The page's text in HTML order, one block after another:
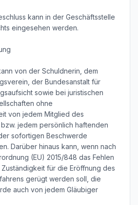
kann in der Geschäftsstelle
eingesehen werden.
von der Schuldnerin, dem
der Bundesanstalt für
sowie bei juristischen
ohne
von jedem Mitglied des
jedem persönlich haftenden
sofortigen Beschwerde
Darüber hinaus kann, wenn nach
(EU) 2015/848 das Fehlen
für die Eröffnung des
gerügt werden soll, die
auch von jedem Gläubiger